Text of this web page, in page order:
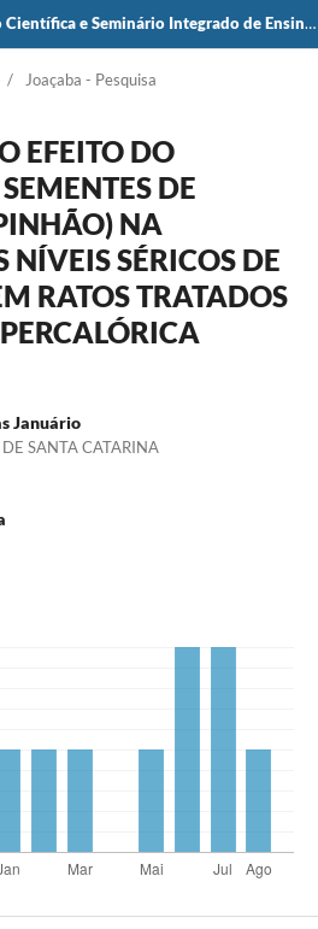
Seminário de Iniciação Científica e Seminário Integrado de Ensino, Pesquisa e Extensão (SIEPE)
/ Joaçaba - Pesquisa
EFEITO DO
DE
NA
NÍVEIS SÉRICOS DE
RATOS TRATADOS
Januário
SANTA CATARINA